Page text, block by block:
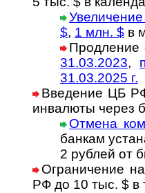
$, 1 млн. $ в
Продление
31.03.2023,
31.03.2025 г.
Введение ЦБ
инва­люты через
Отмена
банкам
2 руб­лей от
Ограничение
РФ до 10 тыс. $ в